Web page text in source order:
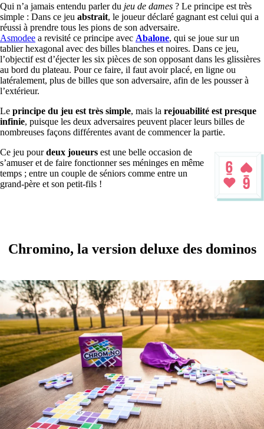
Qui n’a jamais entendu parler du jeu de dames ? Le principe est très
simple : Dans ce jeu abstrait, le joueur déclaré gagnant est celui qui a
réussi à prendre tous les pions de son adversaire.
Asmodee a revisité ce principe avec Abalone, qui se joue sur un
tablier hexagonal avec des billes blanches et noires. Dans ce jeu,
l’objectif est d’éjecter les six pièces de son opposant dans les glissières
au bord du plateau. Pour ce faire, il faut avoir placé, en ligne ou
latéralement, plus de billes que son adversaire, afin de les pousser à
l’extérieur.
Le principe du jeu est très simple, mais la rejouabilité est presque
infinie, puisque les deux adversaires peuvent placer leurs billes de
nombreuses façons différentes avant de commencer la partie.
Ce jeu pourdeux joueurs est une belle occasion de
s’amuser et de faire fonctionner ses méninges en même
temps ; entre un couple de séniors comme entre un
grand-père et son petit-fils !
Chromino, la version deluxe des dominos